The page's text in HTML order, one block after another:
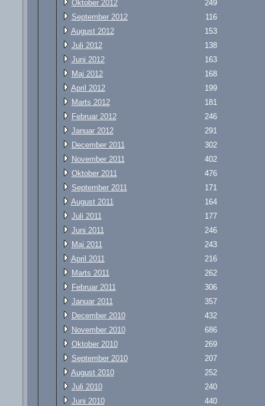
Oktober 2012
249
September 2012
116
August 2012
153
Juli 2012
138
Juni 2012
163
Maj 2012
168
April 2012
199
Marts 2012
181
Februar 2012
246
Januar 2012
291
December 2011
302
November 2011
402
Oktober 2011
476
September 2011
171
August 2011
164
Juli 2011
177
Juni 2011
246
Maj 2011
243
April 2011
216
Marts 2011
262
Februar 2011
306
Januar 2011
357
December 2010
432
November 2010
686
Oktober 2010
269
September 2010
207
August 2010
252
Juli 2010
240
Juni 2010
440